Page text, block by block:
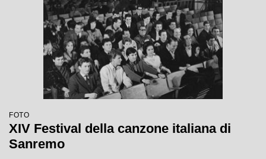
FOTO
XIV Festival della canzone italiana di
Sanremo